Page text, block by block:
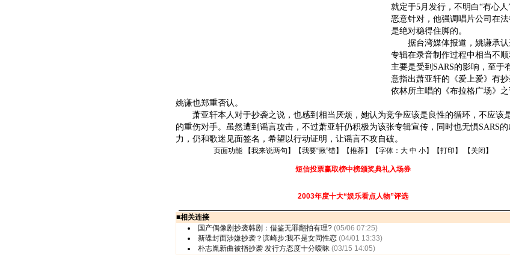
就定于5月发行，不明白“有心人
恶意针对，他强调唱片公司在
是绝对稳得住脚的。
据台湾媒体报道，姚谦承认
专辑在录音制作过程中相当不顺
主要是受到SARS的影响，至于
意指出萧亚轩的《爱上爱》有
依林所主唱的《布拉格广场》之
姚谦也郑重否认。
萧亚轩本人对于抄袭之说，也感到相当厌烦，她认为竞争应该是良性的循环，不应该
的重伤对手。虽然遭到谣言攻击，不过萧亚轩仍积极为该张专辑宣传，同时也无惧SARS的
力，仍和歌迷见面签名，希望以行动证明，让谣言不攻自破。
页面功能 【我来说两句 】【我要“揪”错】【推荐】【字体： 大 中 小】【打印 】 【 关闭 】
短信投票赢取榜中榜颁奖典礼入场券
2003年度十大“娱乐看点人物”评选
■相关连接
国产偶像剧抄袭韩剧：借鉴无罪翻拍有理? (05/06 07:25)
新碟封面涉嫌抄袭？滨崎步:我不是女同性恋 (04/01 13:33)
朴志胤新曲被指抄袭 发行方态度十分暧昧 (03/15 14:05)